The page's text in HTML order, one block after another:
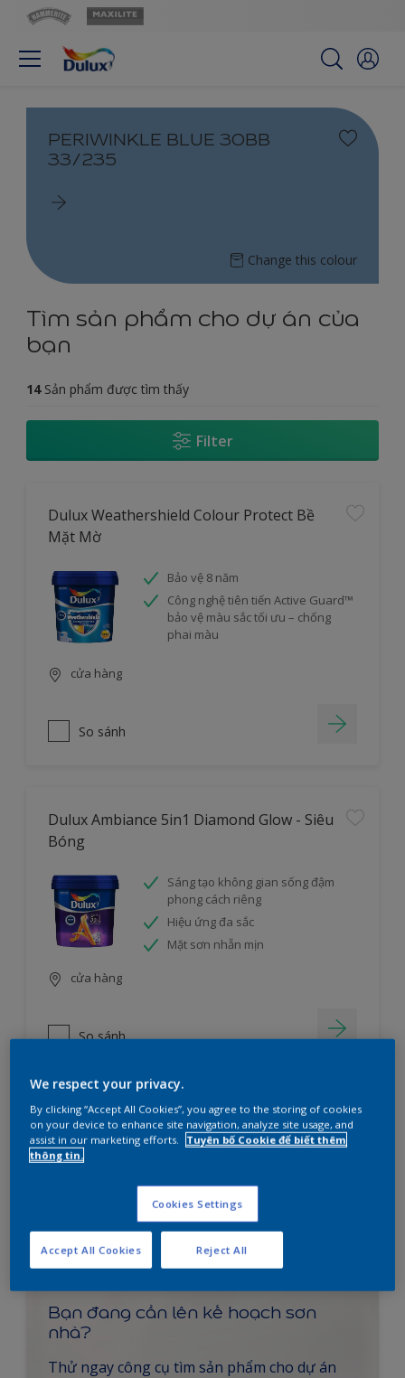
PERIWINKLE BLUE 30BB
33/235
Change this colour
Tìm sản phẩm cho dự án của
bạn
14 Sản phẩm được tìm thấy
Filter
Dulux Weathershield Colour Protect Bề
Mặt Mờ
Bảo vệ 8 năm
Công nghệ tiên tiến Active Guard™
bảo vệ màu sắc tối ưu – chống
phai màu
cửa hàng
So sánh
Dulux Ambiance 5in1 Diamond Glow - Siêu
Bóng
Sáng tạo không gian sống đậm
phong cách riêng
Hiệu ứng đa sắc
Mặt sơn nhẵn mịn
cửa hàng
So sánh
Bạn đang cần lên kế hoạch sơn
nhà?
Thử ngay công cụ tìm sản phẩm cho dự án
We respect your privacy.
By clicking “Accept All Cookies”, you agree to the storing of cookies
on your device to enhance site navigation, analyze site usage, and
assist in our marketing efforts.
Tuyên bố Cookie để biết thêm
thông tin.
Cookies Settings
Reject All
Accept All Cookies